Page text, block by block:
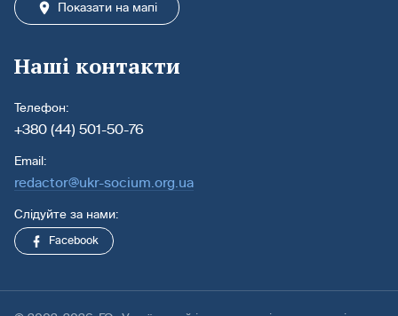
Показати на мапі
Наші контакти
Телефон:
+380 (44) 501-50-76
Email:
redactor@ukr-socium.org.ua
Слідуйте за нами:
Facebook